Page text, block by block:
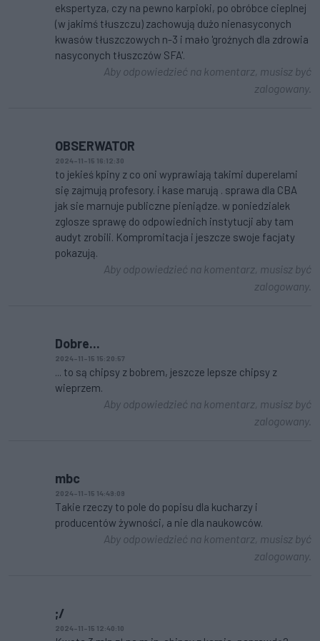
ekspertyza, czy na pewno karpioki, po obróbce cieplnej
(w jakimś tłuszczu) zachowują dużo nienasyconych
kwasów tłuszczowych n-3 i mało 'groźnych dla zdrowia
nasyconych tłuszczów SFA'.
Aby odpowiedzieć na komentarz, musisz być
zalogowany.
OBSERWATOR
2024-11-15 16:12:30
to jekieś kpiny z co oni wyprawiają takimi duperelami
się zajmują profesory. i kase marują . sprawa dla CBA
jak sie marnuje publiczne pieniądze. w poniedzialek
zglosze sprawę do odpowiednich instytucji aby tam
audyt zrobili. Kompromitacja i jeszcze swoje facjaty
pokazują.
Aby odpowiedzieć na komentarz, musisz być
zalogowany.
Dobre...
2024-11-15 15:20:57
... to są chipsy z bobrem, jeszcze lepsze chipsy z
wieprzem.
Aby odpowiedzieć na komentarz, musisz być
zalogowany.
mbc
2024-11-15 14:49:09
Takie rzeczy to pole do popisu dla kucharzy i
producentów żywności, a nie dla naukowców.
Aby odpowiedzieć na komentarz, musisz być
zalogowany.
;/
2024-11-15 12:40:10